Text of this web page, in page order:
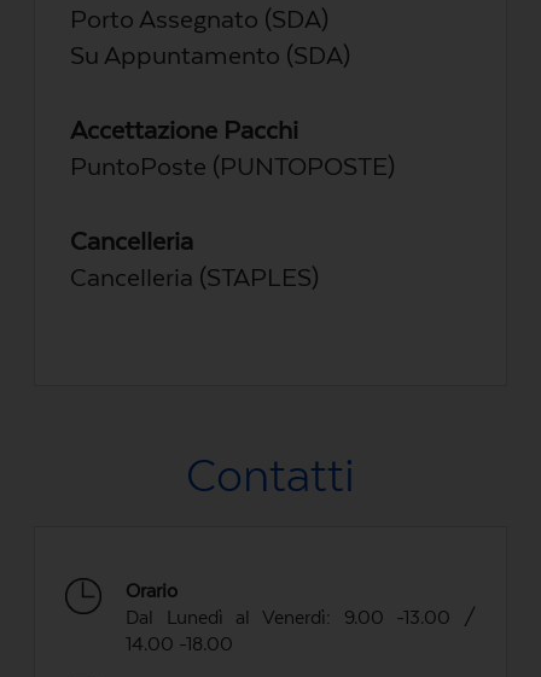
Porto Assegnato (SDA)
Su Appuntamento (SDA)
Accettazione Pacchi
PuntoPoste (PUNTOPOSTE)
Cancelleria
Cancelleria (STAPLES)
Contatti
Orario
Dal Lunedì al Venerdì: 9.00 -13.00 /
14.00 -18.00